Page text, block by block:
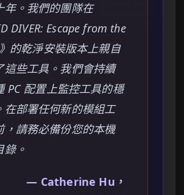
年。我們的團隊在
DIVER: Escape from the
的乾淨安裝版本上親自
這些工具。我們會持續
PC 配置上監控工具的穩
在部署任何新的模組工
，請務必備份您的本機
錄。
— Catherine Hu，